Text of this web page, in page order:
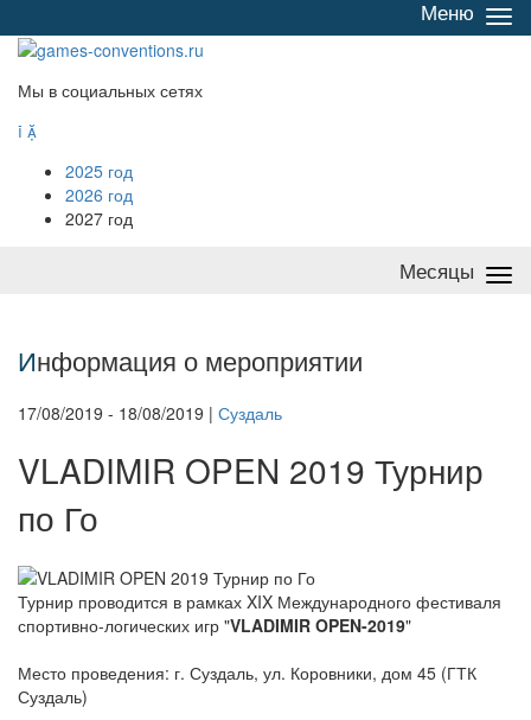
/
Меню
Мы в социальных сетях
 
2025 год
2026 год
2027 год
Месяцы
Информация о мероприятии
17/08/2019 - 18/08/2019 | Суздаль
VLADIMIR OPEN 2019 Турнир
по Го
Турнир проводится в рамках XIX Международного фестиваля
спортивно-логических игр "VLADIMIR OPEN-2019"
Место проведения: г. Суздаль, ул. Коровники, дом 45 (ГТК
Суздаль)